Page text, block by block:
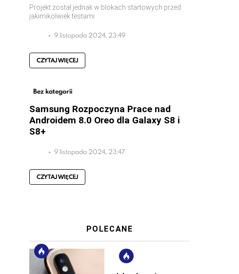
Projekt został jednak w blokach startowych przed
jakimikolwiek testami
9 listopada 2024, 23:49
CZYTAJ WIĘCEJ
Bez kategorii
Samsung Rozpoczyna Prace nad
Androidem 8.0 Oreo dla Galaxy S8 i
S8+
9 listopada 2024, 23:47
CZYTAJ WIĘCEJ
POLECANE